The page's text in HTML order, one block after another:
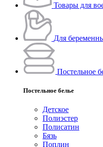
Товары для
Для
Постельное
Постельное белье
Детское
Полиэстeр
Полисатин
Бязь
Поплин